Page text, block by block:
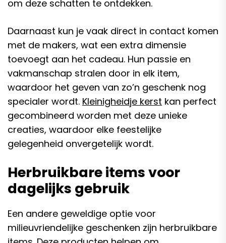
om deze schatten te ontdekken.
Daarnaast kun je vaak direct in contact komen
met de makers, wat een extra dimensie
toevoegt aan het cadeau. Hun passie en
vakmanschap stralen door in elk item,
waardoor het geven van zo’n geschenk nog
specialer wordt. Kleinigheidje kerst kan perfect
gecombineerd worden met deze unieke
creaties, waardoor elke feestelijke
gelegenheid onvergetelijk wordt.
Herbruikbare items voor
dagelijks gebruik
Een andere geweldige optie voor
milieuvriendelijke geschenken zijn herbruikbare